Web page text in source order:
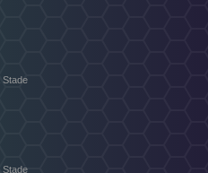
Stade
Stade